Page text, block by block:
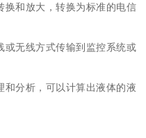
换和放大，转换为标准的电信
或无线方式传输到监控系统或
和分析，可以计算出液体的液